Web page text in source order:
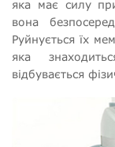
яка має силу
вона
Руйнується їх
яка
відбувається